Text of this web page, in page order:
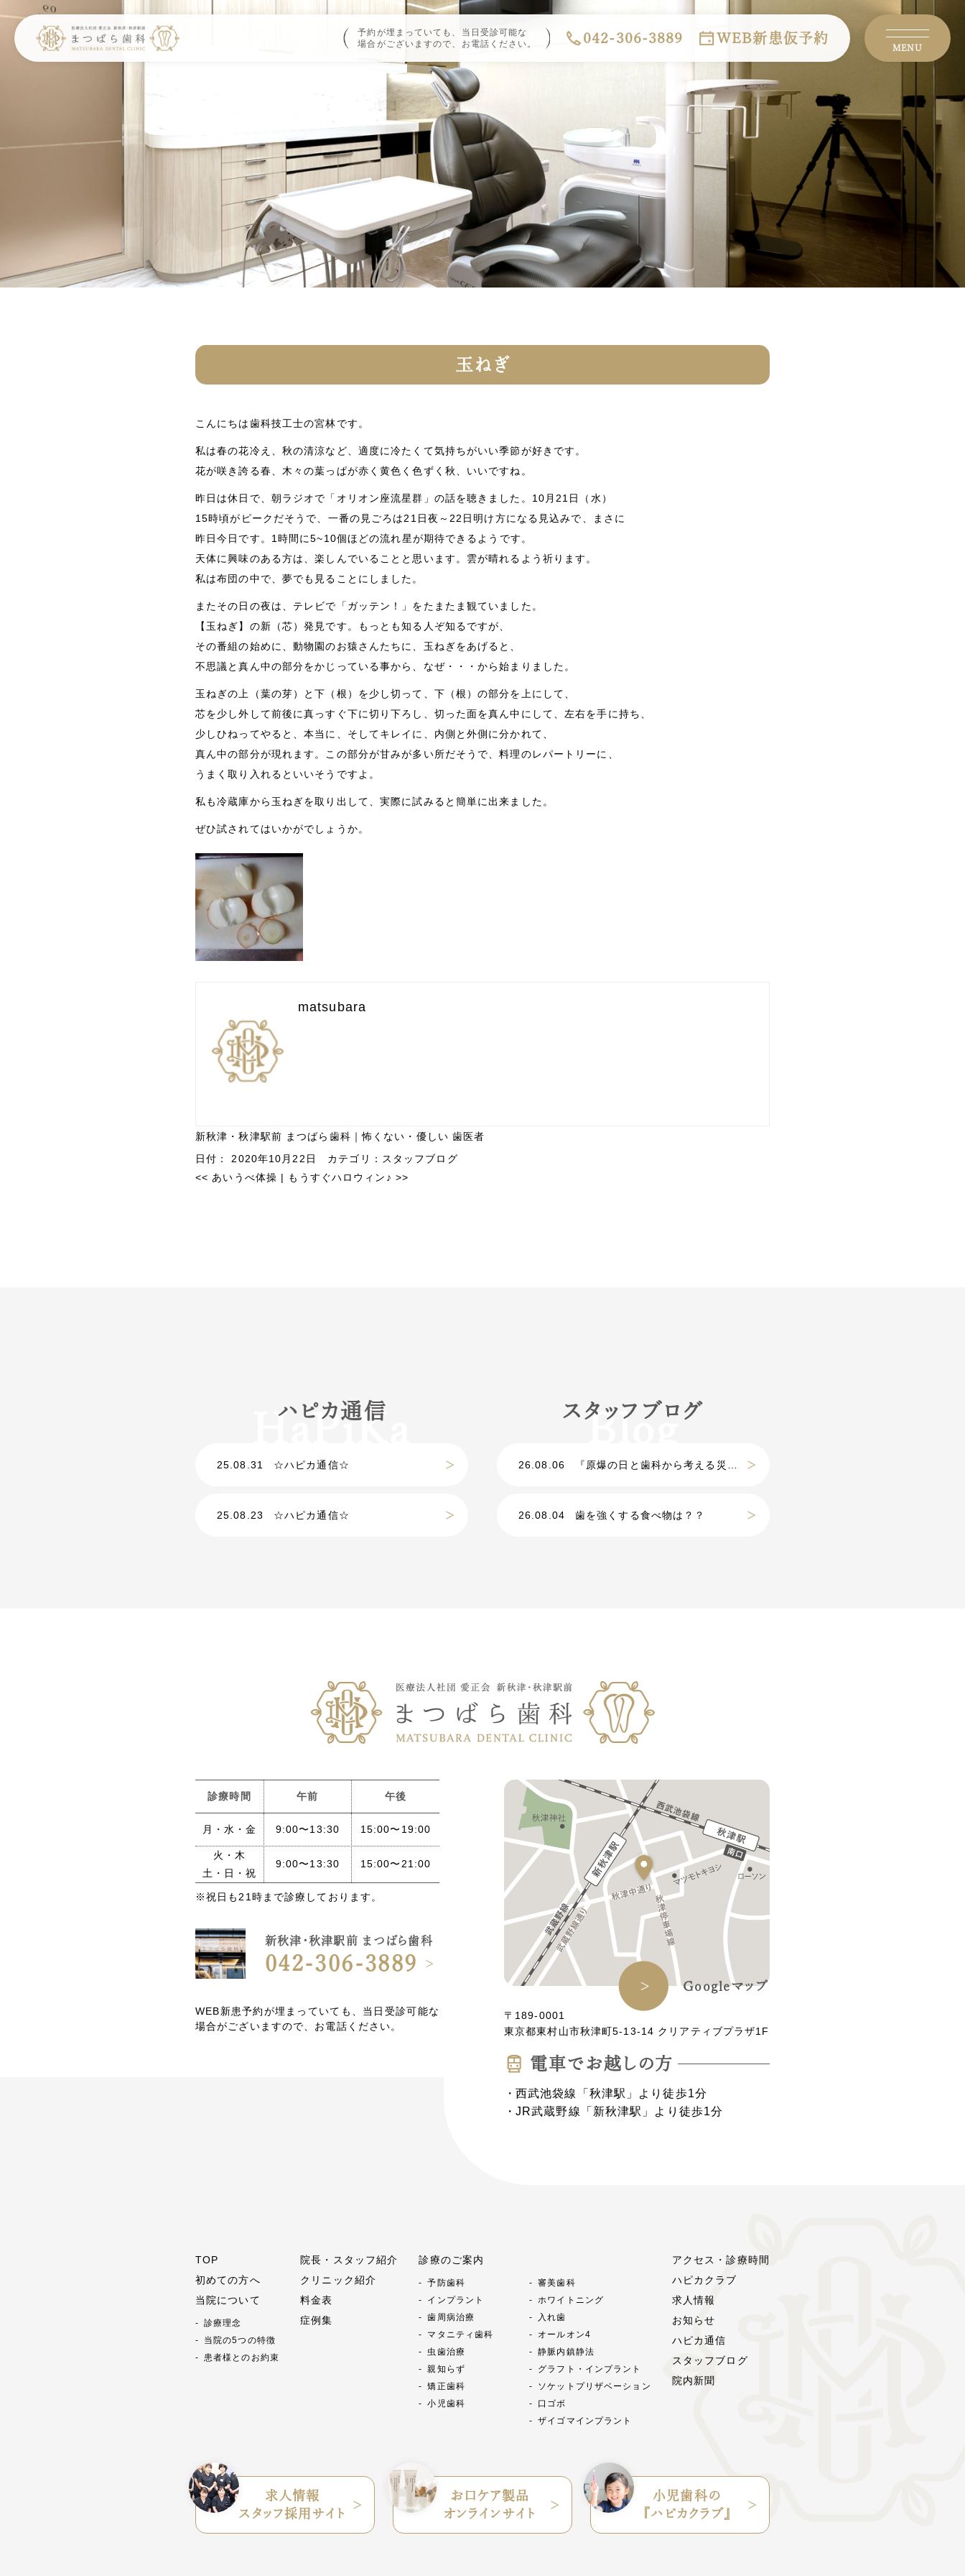
予約が埋まっていても、当日受診可能な
場合がございますので、お電話ください。
042-306-3889 WEB新患仮予約
玉ねぎ
こんにちは歯科技工士の宮林です。
私は春の花冷え、秋の清涼など、適度に冷たくて気持ちがいい季節が好きです。
花が咲き誇る春、木々の葉っぱが赤く黄色く色ずく秋、いいですね。
昨日は休日で、朝ラジオで「オリオン座流星群」の話を聴きました。10月21日（水）
15時頃がピークだそうで、一番の見ごろは21日夜～22日明け方になる見込みで、まさに
昨日今日です。1時間に5~10個ほどの流れ星が期待できるようです。
天体に興味のある方は、楽しんでいることと思います。雲が晴れるよう祈ります。
私は布団の中で、夢でも見ることにしました。
またその日の夜は、テレビで「ガッテン！」をたまたま観ていました。
【玉ねぎ】の新（芯）発見です。もっとも知る人ぞ知るですが、
その番組の始めに、動物園のお猿さんたちに、玉ねぎをあげると、
不思議と真ん中の部分をかじっている事から、なぜ・・・から始まりました。
玉ねぎの上（葉の芽）と下（根）を少し切って、下（根）の部分を上にして、
芯を少し外して前後に真っすぐ下に切り下ろし、切った面を真ん中にして、左右を手に持ち、
少しひねってやると、本当に、そしてキレイに、内側と外側に分かれて、
真ん中の部分が現れます。この部分が甘みが多い所だそうで、料理のレパートリーに、
うまく取り入れるといいそうですよ。
私も冷蔵庫から玉ねぎを取り出して、実際に試みると簡単に出来ました。
ぜひ試されてはいかがでしょうか。
matsubara
新秋津・秋津駅前 まつばら歯科｜怖くない・優しい 歯医者
日付： 2020年10月22日 カテゴリ： スタッフブログ
<< あいうべ体操 | もうすぐハロウィン♪ >>
ハピカ通信
25.08.31 ☆ハピカ通信☆
25.08.23 ☆ハピカ通信☆
スタッフブログ
26.08.06 『原爆の日と歯科から考える災害』
26.08.04 歯を強くする食べ物は？？
診療時間 午前 午後
月・水・金 9:00〜13:30 15:00〜19:00
火・木
土・日・祝
9:00〜13:30 15:00〜21:00
※祝日も21時まで診療しております。
新秋津・秋津駅前 まつばら歯科
042-306-3889
WEB新患予約が埋まっていても、当日受診可能な
場合がございますので、お電話ください。
Googleマップ
〒189-0001
東京都東村山市秋津町5-13-14 クリアティブプラザ1F
電⾞でお越しの⽅
西武池袋線「秋津駅」より徒歩1分
JR武蔵野線「新秋津駅」より徒歩1分
TOP
初めての方へ
当院について
診療理念
当院の5つの特徴
患者様とのお約束
院長・スタッフ紹介
クリニック紹介
料金表
症例集
診療のご案内
予防歯科
インプラント
歯周病治療
マタニティ歯科
虫歯治療
親知らず
矯正歯科
小児歯科
審美歯科
ホワイトニング
入れ歯
オールオン4
静脈内鎮静法
グラフト・インプラント
ソケットプリザベーション
口ゴボ
ザイゴマインプラント
アクセス・診療時間
ハピカクラブ
求人情報
お知らせ
ハピカ通信
スタッフブログ
院内新聞
求人情報
スタッフ採用サイト
お口ケア製品
オンラインサイト
小児歯科の
『ハピカクラブ』
MENU